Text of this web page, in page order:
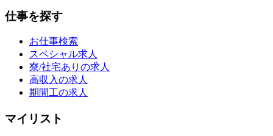
仕事を探す
お仕事検索
スペシャル求人
寮/社宅ありの求人
高収入の求人
期間工の求人
マイリスト